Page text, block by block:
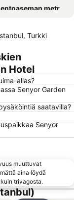
metroasema
Station
Camii
Gari
Turkki
Hotel
allas?
Senyor Garden
saatavilla?
Senyor
muuttuvat
aina löydä
trivagosta.